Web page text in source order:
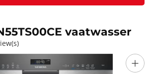
vaatwasser
+